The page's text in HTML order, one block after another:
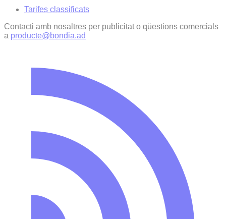
Tarifes classificats
Contacti amb nosaltres per publicitat o qüestions comercials
a producte@bondia.ad